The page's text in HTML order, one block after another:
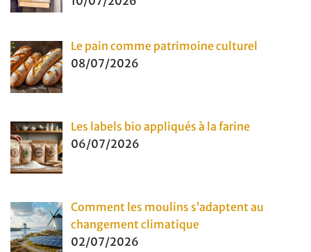
Le pain comme patrimoine culturel
08/07/2026
Les labels bio appliqués à la farine
06/07/2026
Comment les moulins s’adaptent au
changement climatique
02/07/2026